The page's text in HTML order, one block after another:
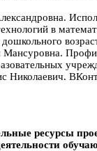
в
Николаевич.
ресурсы